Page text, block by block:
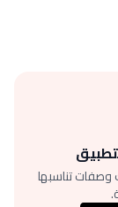
تناسبها